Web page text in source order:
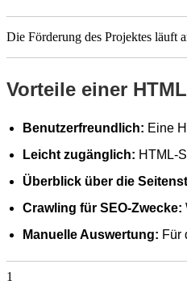
Die Förderung des Projektes läuft
Vorteile einer
Benutzerfreundlich: Eine
Leicht zugänglich: HTML-
Überblick über die
Crawling für SEO-Zwecke:
Manuelle Auswertung: Für
1